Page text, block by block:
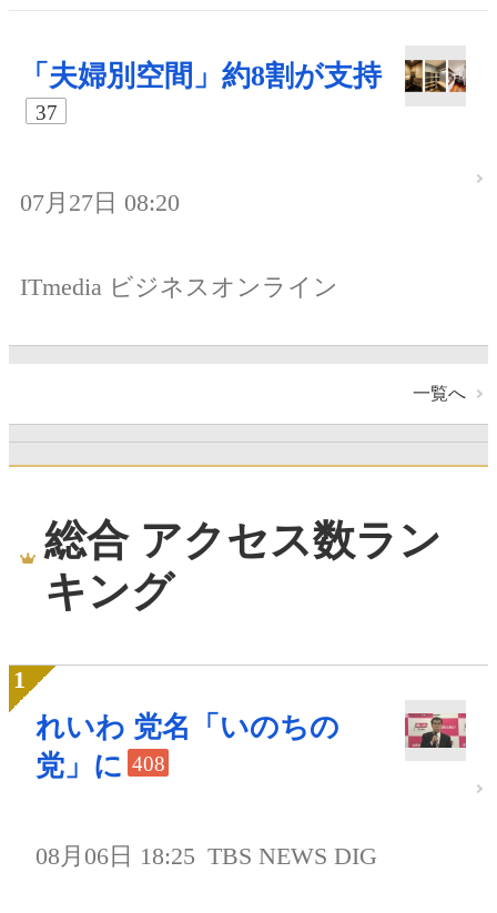
「夫婦別空間」約8割が支持
37
07月27日 08:20
ITmedia ビジネスオンライン
一覧へ
総合 アクセス数ラン
キング
れいわ 党名「いのちの
党」に 408
08月06日 18:25 TBS NEWS DIG